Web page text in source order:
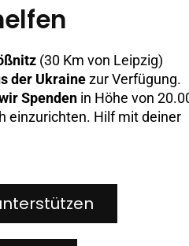
(30 Km von Leipzig)
der Ukrainezur Verfügung.
Spenden in Höhe von
einzurichten. Hilf mit deiner